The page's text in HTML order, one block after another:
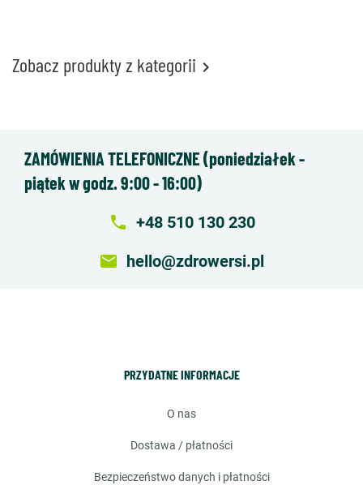
Zobacz produkty z kategorii 
ZAMÓWIENIA TELEFONICZNE (poniedziałek -
piątek w godz. 9:00 - 16:00)
local_phone +48 510 130 230
email hello@zdrowersi.pl
PRZYDATNE INFORMACJE
o nas
dostawa / płatności
bezpieczeństwo danych i płatności